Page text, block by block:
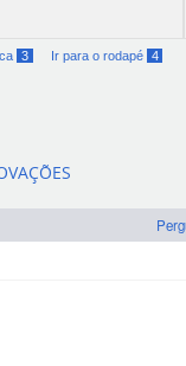
3 Ir para o rodapé 4